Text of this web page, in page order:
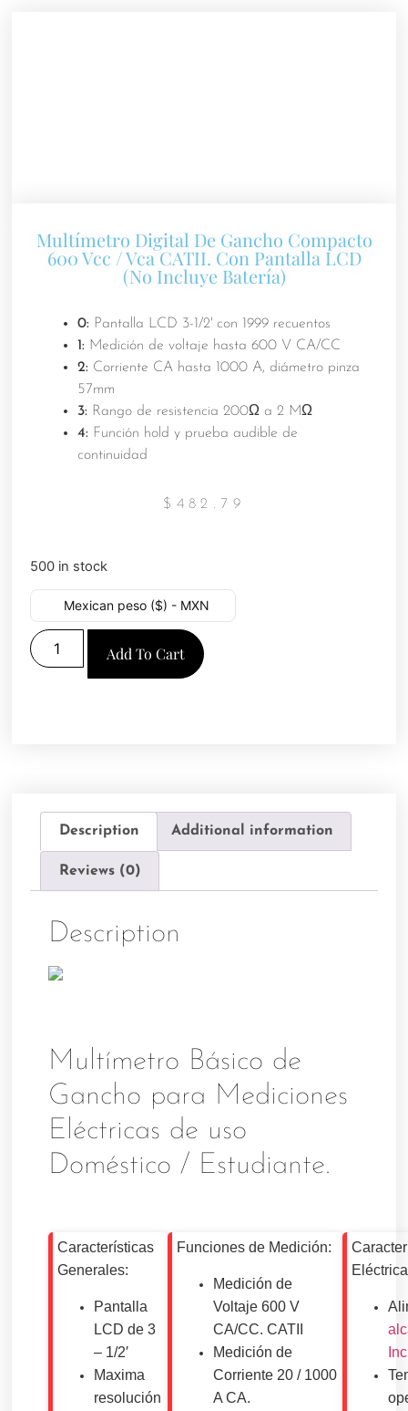
Multímetro Digital De Gancho Compacto
600 Vcc / Vca CATII. Con Pantalla LCD
(No Incluye Batería)
0: Pantalla LCD 3-1/2' con 1999 recuentos
1: Medición de voltaje hasta 600 V CA/CC
2: Corriente CA hasta 1000 A, diámetro pinza
57mm
3: Rango de resistencia 200Ω a 2 MΩ
4: Función hold y prueba audible de
continuidad
$ 482.79
500 in stock
Mexican peso ($) - MXN
Add To Cart
Description Additional information
Reviews (0)
Description
Multímetro Básico de
Gancho para Mediciones
Eléctricas de uso
Doméstico / Estudiante.
Características
Generales:
Pantalla
LCD de 3
– 1/2′
Maxima
resolución
Funciones de Medición:
Medición de
Voltaje 600 V
CA/CC. CATII
Medición de
Corriente 20 / 1000
A CA.